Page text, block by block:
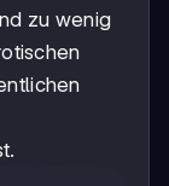
zu wenig